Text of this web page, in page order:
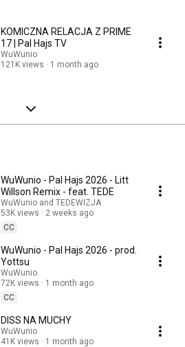
KOMICZNA RELACJA Z PRIME
17 | Pal Hajs TV
WuWunio
121K views
1 month ago
WuWunio - Pal Hajs 2026 - Litt
Willson Remix - feat. TEDE
WuWunio and TEDEWIZJA
53K views
2 weeks ago
CC
WuWunio - Pal Hajs 2026 - prod.
Yottsu
WuWunio
72K views
1 month ago
CC
DISS NA MUCHY
WuWunio
41K views
1 month ago